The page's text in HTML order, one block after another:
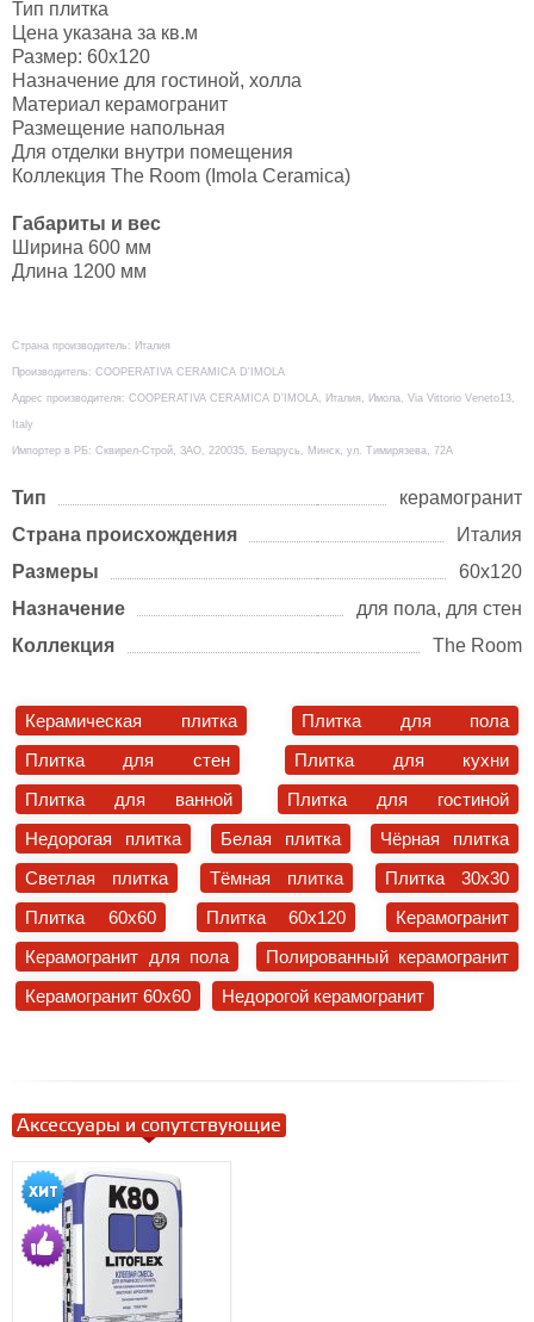
Тип плитка
Цена указана за кв.м
Размер: 60х120
Назначение для гостиной, холла
Материал керамогранит
Размещение напольная
Для отделки внутри помещения
Коллекция The Room (Imola Ceramica)
Габариты и вес
Ширина 600 мм
Длина 1200 мм
Страна производитель: Италия
Производитель: COOPERATIVA CERAMICA D'IMOLA
Адрес производителя: COOPERATIVA CERAMICA D'IMOLA, Италия, Имола, Via Vittorio Veneto13,
Italy
Импортер в РБ: Сквирел-Строй, ЗАО, 220035, Беларусь, Минск, ул. Тимирязева, 72А
Тип
керамогранит
Страна происхождения
Италия
Размеры
60х120
Назначение
для пола, для стен
Коллекция
The Room
Керамическая плитка
Плитка для пола
Плитка для стен
Плитка для кухни
Плитка для ванной
Плитка для гостиной
Недорогая плитка
Белая плитка
Чёрная плитка
Светлая плитка
Тёмная плитка
Плитка 30x30
Плитка 60x60
Плитка 60x120
Керамогранит
Керамогранит для пола
Полированный керамогранит
Керамогранит 60x60
Недорогой керамогранит
Аксессуары и сопутствующие